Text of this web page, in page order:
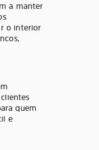
a manter
o interior
quem
e